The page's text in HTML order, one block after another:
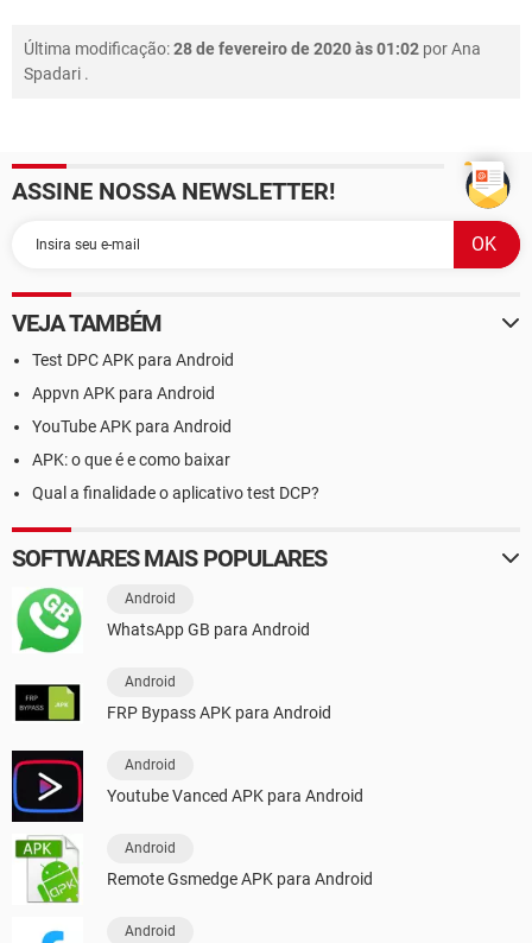
Última modificação:28 de fevereiro de 2020 às 01:02 porAna
Spadari .
ASSINE NOSSA NEWSLETTER!
VEJA TAMBÉM
Test DPC APK para Android
Appvn APK para Android
YouTube APK para Android
APK: o que é e como baixar
Qual a finalidade o aplicativo test DCP?
SOFTWARES MAIS POPULARES
Android
WhatsApp GB para Android
Android
FRP Bypass APK para Android
Android
Youtube Vanced APK para Android
Android
Remote Gsmedge APK para Android
Android